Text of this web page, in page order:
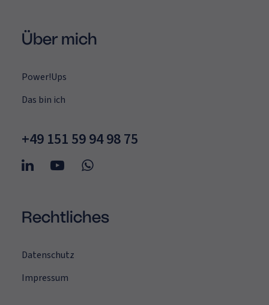
Über mich
Power!Ups
Das bin ich
+49 151 59 94 98 75
Rechtliches
Datenschutz
Impressum